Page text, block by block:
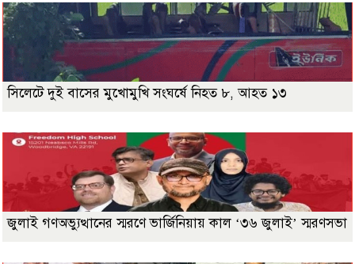
সিলেটে দুই বাসের মুখোমুখি সংঘর্ষে নিহত ৮, আহত ১৩
জুলাই গণঅভ্যুত্থানের স্মরণে ভার্জিনিয়ায় কাল ‘৩৬ জুলাই’ স্মরণসভা